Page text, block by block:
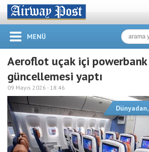
MENÜ
Aeroflot uçak içi powerbank
güncellemesi yaptı
09 Mayıs 2026 - 18:46
Dünyadan,